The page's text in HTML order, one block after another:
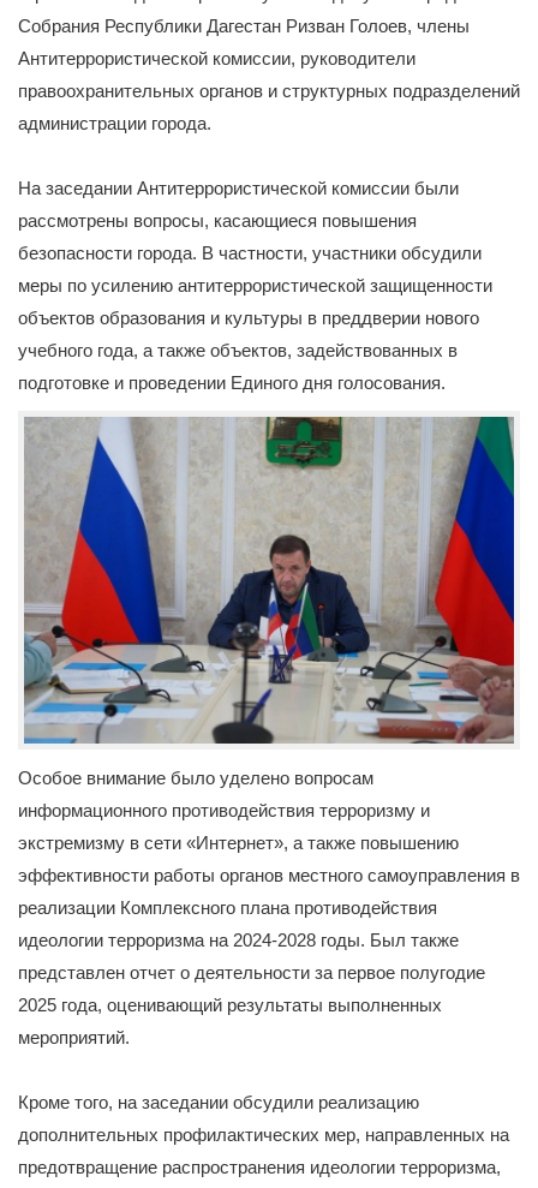
Собрания Республики Дагестан Ризван Голоев, члены
Антитеррористической комиссии, руководители
правоохранительных органов и структурных подразделений
администрации города.
На заседании Антитеррористической комиссии были
рассмотрены вопросы, касающиеся повышения
безопасности города. В частности, участники обсудили
меры по усилению антитеррористической защищенности
объектов образования и культуры в преддверии нового
учебного года, а также объектов, задействованных в
подготовке и проведении Единого дня голосования.
Особое внимание было уделено вопросам
информационного противодействия терроризму и
экстремизму в сети «Интернет», а также повышению
эффективности работы органов местного самоуправления в
реализации Комплексного плана противодействия
идеологии терроризма на 2024-2028 годы. Был также
представлен отчет о деятельности за первое полугодие
2025 года, оценивающий результаты выполненных
мероприятий.
Кроме того, на заседании обсудили реализацию
дополнительных профилактических мер, направленных на
предотвращение распространения идеологии терроризма,